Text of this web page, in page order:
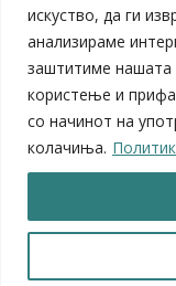
искуство, да ги
анализираме
заштитиме нашата
користење и
со начинот на
колачиња.
Јавно комунално
ЈПССО „Парк –
ЛБ „Гоце Делчев“
ЛУ „Народен Музеј“
Влада на
Собрание на
Министерство за
Министерство за
Министерство за
Министерство за
Министерство за
Министерство за